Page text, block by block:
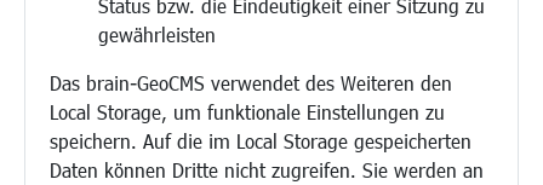
Status bzw. die Eindeutigkeit einer Sitzung zu
gewährleisten
Das brain-GeoCMS verwendet des Weiteren den
Local Storage, um funktionale Einstellungen zu
speichern. Auf die im Local Storage gespeicherten
Daten können Dritte nicht zugreifen. Sie werden an
Bebauungsplanung
Verkehr/Mobilität
Glasfaserausbau
Aktuelle Baustellen
Paddelteich